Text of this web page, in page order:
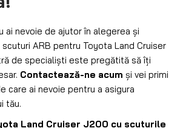
ai nevoie de ajutor în alegerea și
ARB pentru Toyota Land Cruiser
de specialiști este pregătită să îți
Contactează-ne acum și vei primi
care ai nevoie pentru a asigura
tău.
Land Cruiser J200 cu scuturile